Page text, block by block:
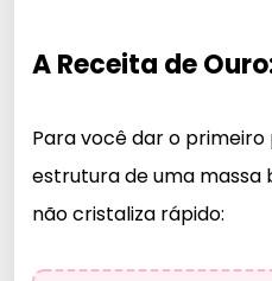
A Receita de
Para você dar o primeiro
estrutura de uma massa
não cristaliza rápido: